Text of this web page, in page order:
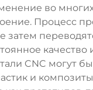
во
Процесс
затем
CNC могут
и